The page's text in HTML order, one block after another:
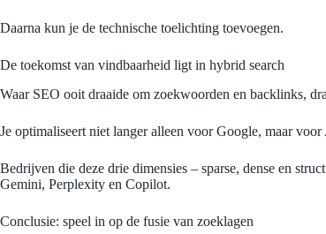
Daarna kun je de technische toelichting toevoegen.
De toekomst van vindbaarheid ligt in hybrid search
Waar SEO ooit draaide om zoekwoorden en backlinks,
Je optimaliseert niet langer alleen voor Google, maar
Bedrijven die deze drie dimensies – sparse, dense en
Gemini, Perplexity en Copilot.
Conclusie: speel in op de fusie van zoeklagen